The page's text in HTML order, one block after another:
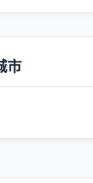
市